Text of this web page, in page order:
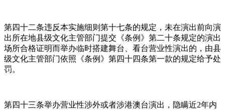
第四十二条违反本实施细则第十七条的规定，未在演出前向演
出所在地县级文化主管部门提交《条例》第二十条规定的演出
场所合格证明而举办临时搭建舞台、看台营业性演出的，由县
级文化主管部门依照《条例》第四十四条第一款的规定给予处
罚。
第四十三条举办营业性涉外或者涉港澳台演出，隐瞒近2年内